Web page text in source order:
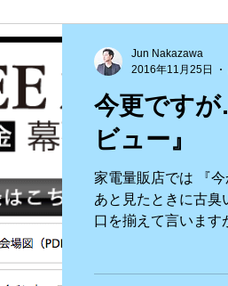
今更です
ビュー』
家電量販店では 『
あと見たときに古臭
口を揃えて言いま
Jun Nakazawa
2016年11月25日